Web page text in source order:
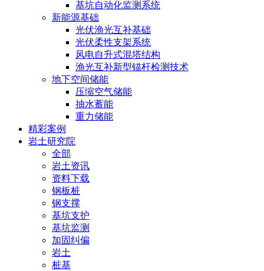
基坑自动化监测系统
新能源基础
光伏渔光互补基础
光伏柔性支架系统
风电自升式混塔结构
渔光互补新型锚杆检测技术
地下空间储能
压缩空气储能
抽水蓄能
重力储能
精彩案例
岩土研究院
全部
岩土资讯
资料下载
钢板桩
钢支撑
基坑支护
基坑监测
加固纠偏
岩土
桩基